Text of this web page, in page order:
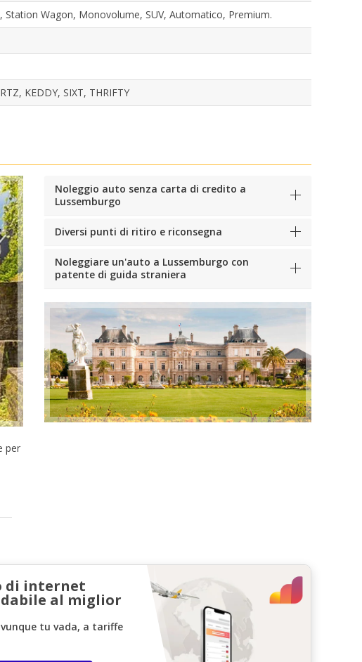
Wagon, Monovolume, SUV, Automatico, Premium.
KEDDY, SIXT, THRIFTY
per
Noleggio auto senza carta di credito a
Lussemburgo
Diversi punti di ritiro e riconsegna
Noleggiare un'auto a Lussemburgo con
patente di guida straniera
di internet
al miglior
tu vada, a tariffe